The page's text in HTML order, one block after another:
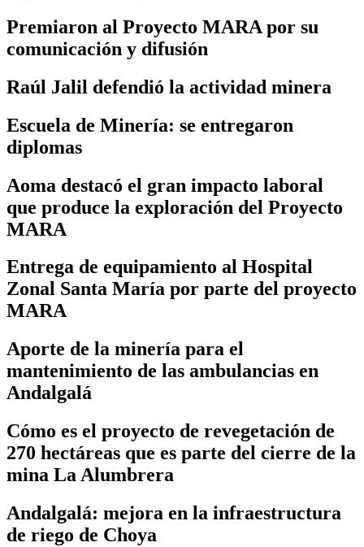
Premiaron al Proyecto MARA por su
comunicación y difusión
Raúl Jalil defendió la actividad minera
Escuela de Minería: se entregaron
diplomas
Aoma destacó el gran impacto laboral
que produce la exploración del Proyecto
MARA
Entrega de equipamiento al Hospital
Zonal Santa María por parte del proyecto
MARA
Aporte de la minería para el
mantenimiento de las ambulancias en
Andalgalá
Cómo es el proyecto de revegetación de
270 hectáreas que es parte del cierre de la
mina La Alumbrera
Andalgalá: mejora en la infraestructura
de riego de Choya